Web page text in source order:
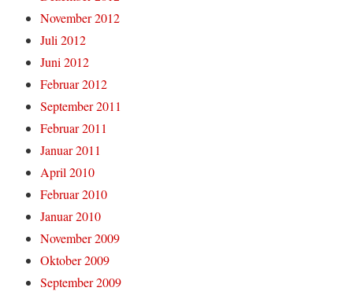
November 2012
Juli 2012
Juni 2012
Februar 2012
September 2011
Februar 2011
Januar 2011
April 2010
Februar 2010
Januar 2010
November 2009
Oktober 2009
September 2009